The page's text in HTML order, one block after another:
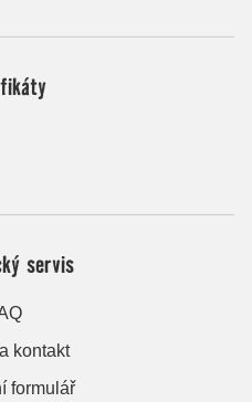
servis
kontakt
formulář